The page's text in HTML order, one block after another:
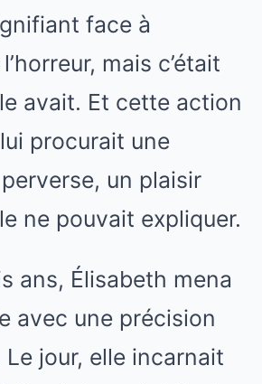
face à
mais c’était
avait. Et cette action
procurait une
un plaisir
ne pouvait expliquer.
ans, Élisabeth mena
avec une précision
jour, elle incarnait